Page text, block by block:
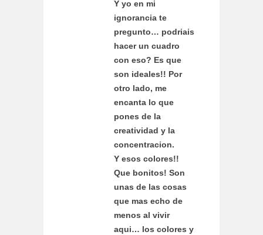
Y yo en mi
ignorancia te
pregunto… podriais
hacer un cuadro
con eso? Es que
son ideales!! Por
otro lado, me
encanta lo que
pones de la
creatividad y la
concentracion.
Y esos colores!!
Que bonitos! Son
unas de las cosas
que mas echo de
menos al vivir
aqui… los colores y